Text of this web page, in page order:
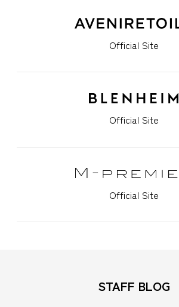
Official Site
Official Site
Official Site
STAFF BLOG